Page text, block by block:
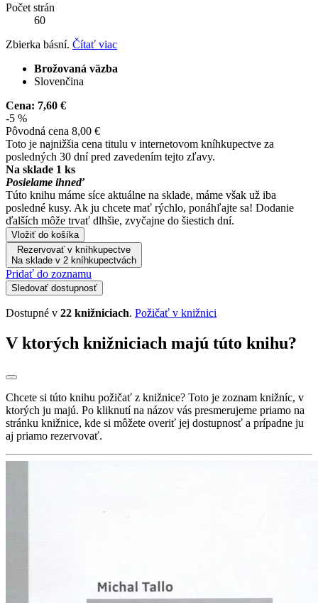
Počet strán
60
Zbierka básní. Čítať viac
Brožovaná väzba
Slovenčina
Cena: 7,60 €
-5 %
Pôvodná cena 8,00 €
Toto je najnižšia cena titulu v internetovom kníhkupectve za
posledných 30 dní pred zavedením tejto zľavy.
Na sklade 1 ks
Posielame ihneď
Túto knihu máme síce aktuálne na sklade, máme však už iba
posledné kusy. Ak ju chcete mať rýchlo, ponáhľajte sa! Dodanie
ďalších môže trvať dlhšie, zvyčajne do šiestich dní.
Vložiť do košíka
Rezervovať v kníhkupectve
Na sklade v 2 kníhkupectvách
Pridať do zoznamu
Sledovať dostupnosť
Dostupné v 22 knižniciach. Požičať v knižnici
V ktorých knižniciach majú túto knihu?
Chcete si túto knihu požičať z knižnice? Toto je zoznam knižníc, v
ktorých ju majú. Po kliknutí na názov vás presmerujeme priamo na
stránku knižnice, kde si môžete overiť jej dostupnosť a prípadne ju
aj priamo rezervovať.